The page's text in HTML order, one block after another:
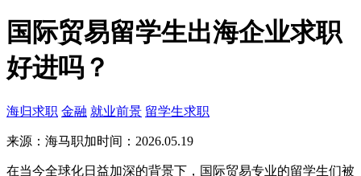
国际贸易留学生出海企业求职
好进吗？
海归求职 金融 就业前景 留学生求职
来源：海马职加时间：2026.05.19
在当今全球化日益加深的背景下，国际贸易专业的留学生们被